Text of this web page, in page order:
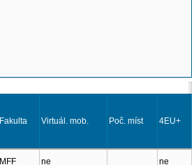
Fakulta Virtuál. mob. Poč. míst 4EU+
MFF ne ne